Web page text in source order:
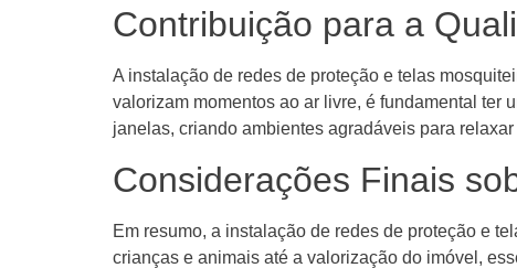
Contribuição para a
A instalação de redes de proteção e telas
valorizam momentos ao ar livre, é fundamental ter
janelas, criando ambientes agradáveis para
Considerações Finais
Em resumo, a instalação de redes de proteção e
crianças e animais até a valorização do imóvel,